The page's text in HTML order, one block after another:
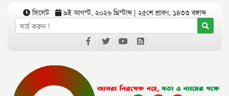
সিলেট ৯ই আগস্ট, ২০২৬ খ্রিস্টাব্দ | ২৫শে শ্রাবণ, ১৪৩৩ বঙ্গাব্দ